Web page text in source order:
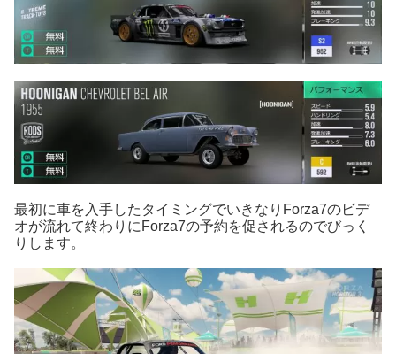
最初に車を入手したタイミングでいきなりForza7のビデ
オが流れて終わりにForza7の予約を促されるのでびっく
りします。